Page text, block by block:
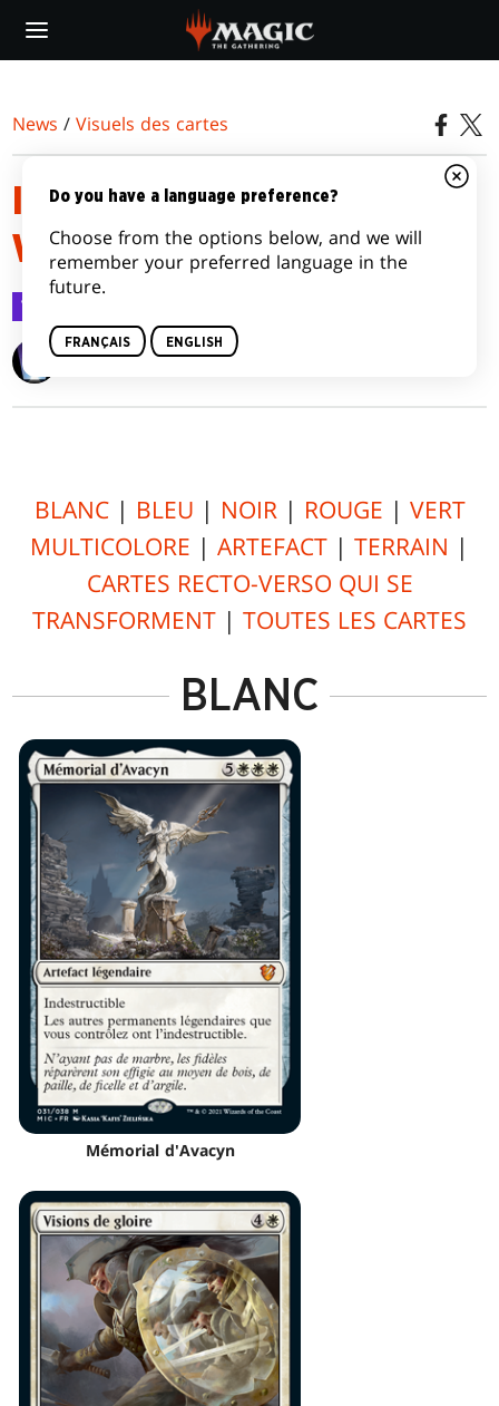
main
News /Visuels des cartes
INNISTRAD: MIDNIGHT HUNT
VARIANTS
Visuels des cartes
Wizards of the Coast
BLANC| BLEU | NOIR| ROUGE | VERT
MULTICOLORE | ARTEFACT | TERRAIN |
CARTES RECTO-VERSO QUI SE
TRANSFORMENT | TOUTES LES CARTES
BLANC
Mémorial d'Avacyn
Do you have a language preference?
Choose from the options below, and we will
remember your preferred language in the
future.
FRANÇAIS ENGLISH